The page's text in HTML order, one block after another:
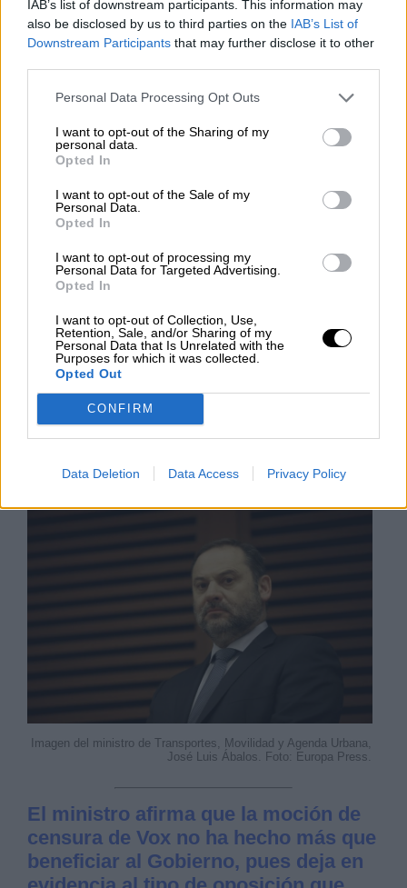
IAB’s list of downstream participants. This information may
also be disclosed by us to third parties on the IAB’s List of
Downstream Participants that may further disclose it to other
Personal Data Processing Opt Outs
I want to opt-out of the Sharing of my
personal data.
Opted In
I want to opt-out of the Sale of my
Personal Data.
Opted In
I want to opt-out of processing my
Personal Data for Targeted Advertising.
Opted In
I want to opt-out of Collection, Use,
Retention, Sale, and/or Sharing of my
Personal Data that Is Unrelated with the
Purposes for which it was collected.
Opted Out
CONFIRM
Data Deletion Data Access Privacy Policy
LABERINTO ESPAÑOL | SALUD,CONSUMO, BIENESTAR
queda"es otra triquiñuela de Madrid
para eludir hablar de Estado de
Alarma
José Luis Ábalos, ministro de Transportes,
Movilidad y Agenda Urbana, se muestra
contrariado ante el concepto de "toque de queda"
como una medida"hostil"e innecesaria. En su
intervención en el programaLa hora de la 1
querido señalar la urgencia de la renovación del
como la aplicación de normativas acordes a la
situación sanitaria. Ábalos ha lamentado la
difusión de una fotografía en la que se le observa
fumando en el patio del Congreso, acusando de
ser una artimaña política del grupo Vox.
Mas artículos del mismo autor/a
VIERNES, 23 OCTUBRE 2020
Imagen del ministro de Transportes, Movilidad y Agenda Urbana,
José Luis Ábalos. Foto: Europa Press.
El ministro afirma que la moción de
censura de Vox no ha hecho más que
beneficiar al Gobierno, pues deja en